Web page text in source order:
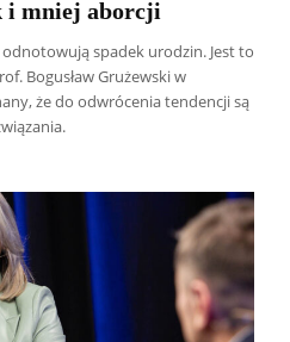
i mniej aborcji
spadek urodzin. Jest to
Bogusław Grużewski w
że do odwrócenia tendencji są